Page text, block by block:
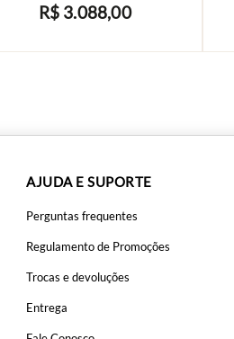
R$ 3.088,00
AVISE-ME
AJUDA E SUPORTE
Perguntas frequentes
Regulamento de Promoções
Trocas e devoluções
Entrega